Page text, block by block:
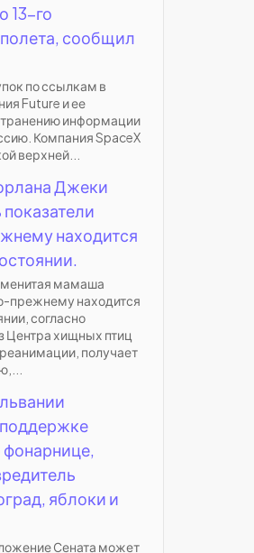
13-го
сообщил
по ссылкам в
Future и ее
информации
Компания SpaceX
верхней...
Джеки
находится
мамаша
прежнему находится
согласно
Центра хищных птиц
получает
фонарнице,
яблоки и
Сената может